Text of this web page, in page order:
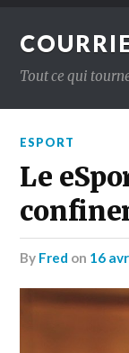
Tout ce qui
ESPORT
Le
by Fred on 16